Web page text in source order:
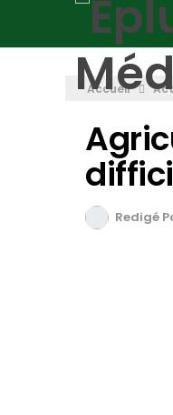
Accueil
Redigé